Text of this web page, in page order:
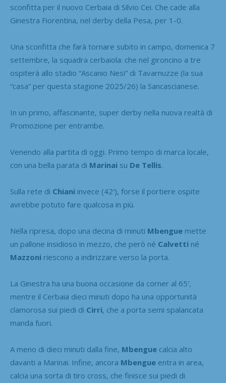
sconfitta per il nuovo Cerbaia di Silvio Cei. Che cade alla
Ginestra Fiorentina, nel derby della Pesa, per 1-0.
Una sconfitta che farà tornare subito in campo, domenica 7
settembre, la squadra cerbaiola: che nel gironcino a tre
ospiterà allo stadio “Ascanio Nesi” di Tavarnuzze (la sua
“casa” per questa stagione 2025/26) la Sancascianese.
In un primo, affascinante, super derby nella nuova realtà di
Promozione per entrambe.
Venendo alla partita di oggi. Primo tempo di marca locale,
con una bella parata di Marinai su De Tellis.
Sulla rete di Chiani invece (42′), forse il portiere ospite
avrebbe potuto fare qualcosa in più.
Nella ripresa, dopo una decina di minuti Mbengue mette
un pallone insidioso in mezzo, che però né Calvetti né
Mazzoni riescono a indirizzare verso la porta.
La Ginestra ha una buona occasione da corner al 65′,
mentre il Cerbaia dieci minuti dopo ha una opportunità
clamorosa sui piedi di Cirri, che a porta semi spalancata
manda fuori.
A meno di dieci minuti dalla fine, Mbengue calcia alto
davanti a Marinai. Infine, ancora Mbengue entra in area,
calcia una sorta di tiro cross, che finisce sui piedi di